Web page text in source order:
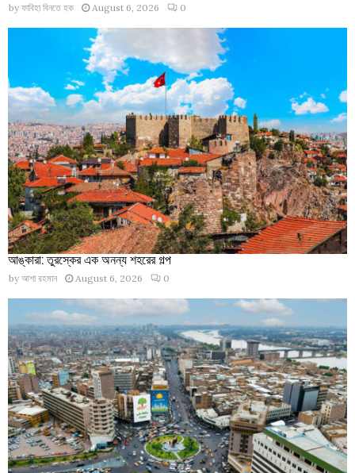
by ফাবিহা বিনতে হক August 6, 2026 0
আঙ্কারা: তুরস্কের এক অনন্য শহরের গল্প
by আশা রহমান August 6, 2026 0